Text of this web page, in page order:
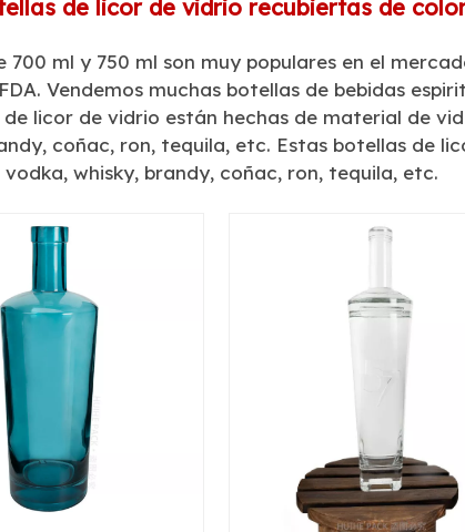
de licor de vidrio recubiertas de
ml y 750 ml son muy populares en el
Vendemos muchas botellas de bebidas
licor de vidrio están hechas de material de
coñac, ron, tequila, etc. Estas botellas de
whisky, brandy, coñac, ron, tequila, etc.